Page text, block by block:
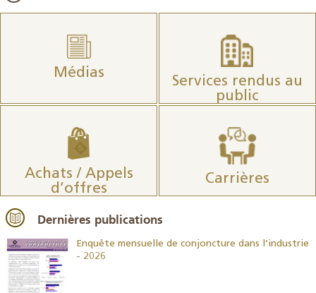
Médias
Services rendus au
public
Achats / Appels
d’offres
Carrières
Dernières publications
Enquête mensuelle de conjoncture dans l’industrie
- 2026